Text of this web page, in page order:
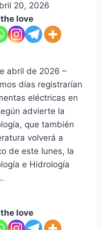
20, 2026
love
abril de 2026 –
días registrarían
eléctricas en
advierte la
que también
volverá a
de este lunes, la
e Hidrología
love